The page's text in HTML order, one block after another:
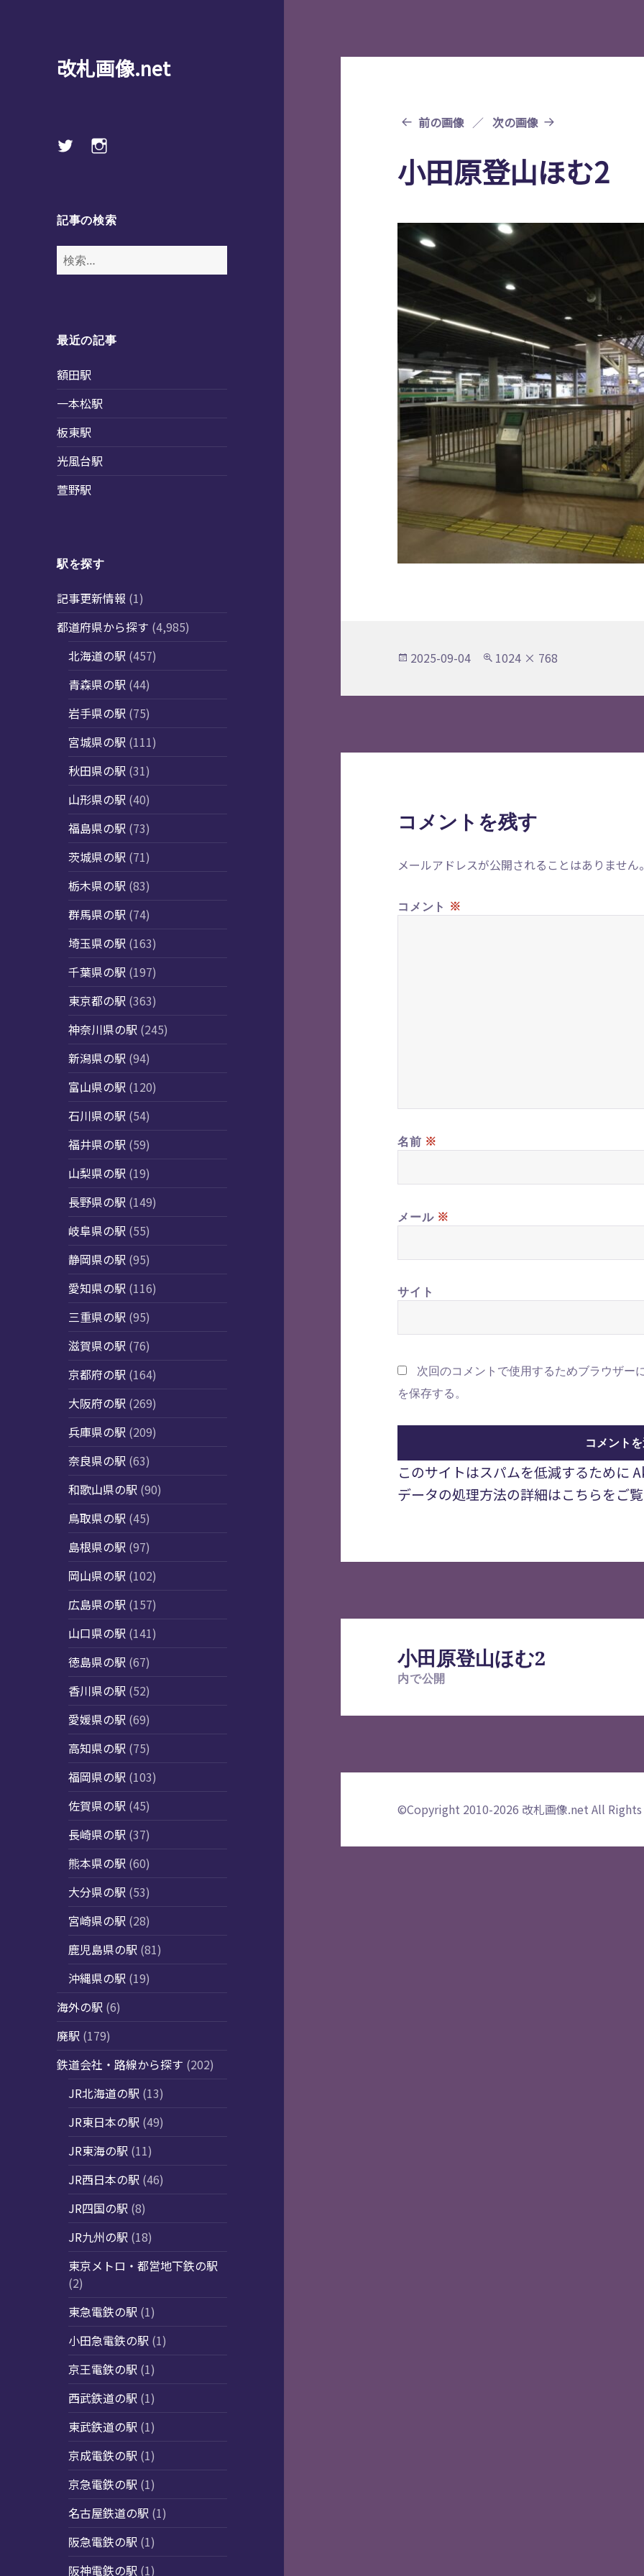
改札画像.net
Twitterinstagram
記事の検索
検
索:
最近の記事
額田駅
一本松駅
板東駅
光風台駅
萱野駅
駅を探す
記事更新情報 (1)
都道府県から探す (4,985)
北海道の駅 (457)
青森県の駅 (44)
岩手県の駅 (75)
宮城県の駅 (111)
秋田県の駅 (31)
山形県の駅 (40)
福島県の駅 (73)
茨城県の駅 (71)
栃木県の駅 (83)
群馬県の駅 (74)
埼玉県の駅 (163)
千葉県の駅 (197)
東京都の駅 (363)
神奈川県の駅 (245)
新潟県の駅 (94)
富山県の駅 (120)
石川県の駅 (54)
福井県の駅 (59)
山梨県の駅 (19)
長野県の駅 (149)
岐阜県の駅 (55)
静岡県の駅 (95)
愛知県の駅 (116)
三重県の駅 (95)
滋賀県の駅 (76)
京都府の駅 (164)
大阪府の駅 (269)
兵庫県の駅 (209)
奈良県の駅 (63)
和歌山県の駅 (90)
鳥取県の駅 (45)
島根県の駅 (97)
岡山県の駅 (102)
広島県の駅 (157)
山口県の駅 (141)
徳島県の駅 (67)
香川県の駅 (52)
愛媛県の駅 (69)
高知県の駅 (75)
福岡県の駅 (103)
佐賀県の駅 (45)
長崎県の駅 (37)
熊本県の駅 (60)
大分県の駅 (53)
宮崎県の駅 (28)
鹿児島県の駅 (81)
沖縄県の駅 (19)
海外の駅 (6)
廃駅 (179)
鉄道会社・路線から探す (202)
JR北海道の駅 (13)
JR東日本の駅 (49)
JR東海の駅 (11)
JR西日本の駅 (46)
JR四国の駅 (8)
JR九州の駅 (18)
東京メトロ・都営地下鉄の駅
(2)
東急電鉄の駅 (1)
小田急電鉄の駅 (1)
京王電鉄の駅 (1)
西武鉄道の駅 (1)
東武鉄道の駅 (1)
京成電鉄の駅 (1)
京急電鉄の駅 (1)
名古屋鉄道の駅 (1)
阪急電鉄の駅 (1)
阪神電鉄の駅 (1)
前の画像 次の画像
小田原登山ほむ2
投
日:
2025-09-04
フ
サ
1024 × 768
コメントを残す
メールアドレスが公開されることはありません。
コメント ※
名前 ※
メール ※
サイト
次回のコメントで使用するためブラウザー
を保存する。
このサイトはスパムを低減するために
データの処理方法の詳細はこちらをご
ゲ
小田原登山ほむ2
内で公開
©Copyright 2010-2026 改札画像.net All